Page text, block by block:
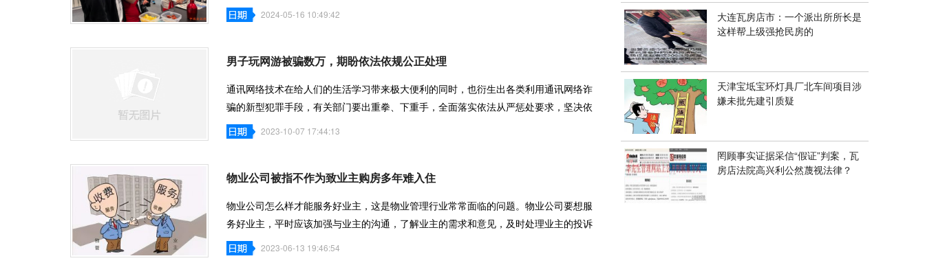
采购商和 2024-05-16 10:49:42
男子玩网游被骗数万，期盼依法依规公正处理
通讯网络技术在给人们的生活学习带来极大便利的同时，也衍生出各类利用通讯网络诈
骗的新型犯罪手段，有关部门要出重拳、下重手，全面落实依法从严惩处要求，坚决依
法严厉打击2023-10-07 17:44:13
物业公司被指不作为致业主购房多年难入住
物业公司怎么样才能服务好业主，这是物业管理行业常常面临的问题。物业公司要想服
务好业主，平时应该加强与业主的沟通，了解业主的需求和意见，及时处理业主的投诉
和建议，提2023-06-13 19:46:54
大连瓦房店市：一个派出所所长是
这样帮上级强抢民房的
天津宝坻宝环灯具厂北车间项目涉
嫌未批先建引质疑
罔顾事实证据采信“假证”判案，瓦
房店法院高兴利公然蔑视法律？